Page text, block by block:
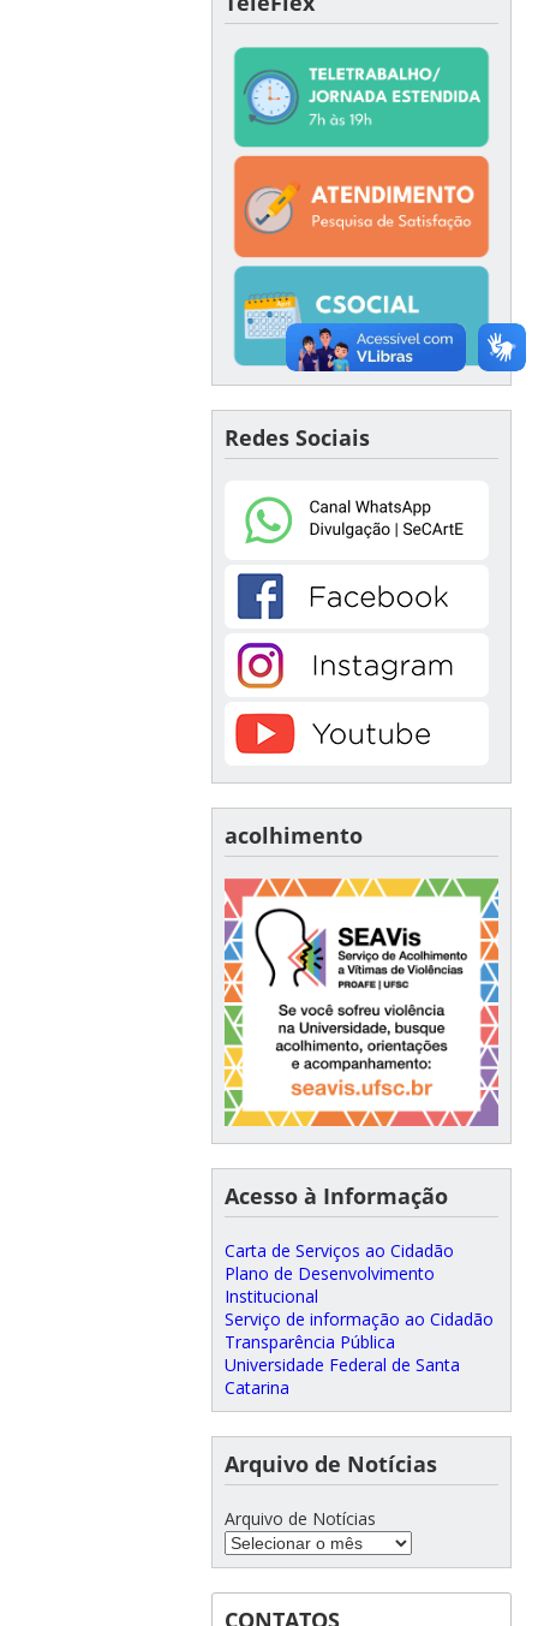
Redes Sociais
acolhimento
Acesso à Informação
Carta de Serviços ao Cidadão
Plano de Desenvolvimento
Institucional
Serviço de informação ao Cidadão
Transparência Pública
Universidade Federal de Santa
Catarina
Arquivo de Notícias
Arquivo de Notícias